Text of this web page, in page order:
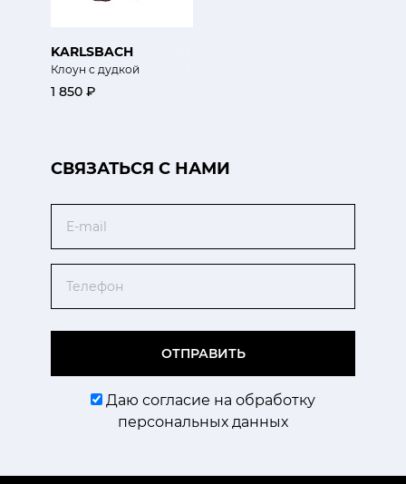
KARLSBACH
Клоун с дудкой
1 850 ₽
CВЯЗАТЬСЯ С НАМИ
ОТПРАВИТЬ
Даю согласие на обработку
персональных данных